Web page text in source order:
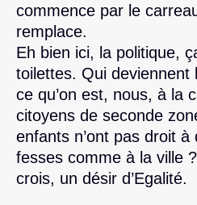
commence par le
remplace.
Eh bien ici, la politique,
toilettes. Qui deviennent
ce qu’on est, nous, à la
citoyens de seconde
enfants n’ont pas droit
fesses comme à la ville
crois, un désir d’Egalité.